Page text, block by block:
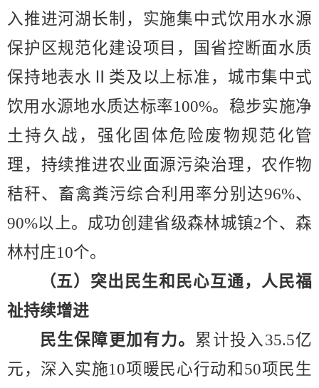
入推进河湖长制，实施集中式饮用水水源
保护区规范化建设项目，国省控 断面水质
保持地表水
类及以上标准，城市集中式
饮用水源地水质达标率100%。稳步实施净
土持久战，强化固体危险废物规范化管
理，持续推进农业面源污染治理，农作物
秸秆、畜禽粪污综合利用率分别达96%、
90%以上。成功创建省级森林城镇2个、森
林村庄10个。
（五）突出民生和民心互通，人民福
祉持续增进
民生保障更加有力。 累计投入35.5亿
元，深入实施10项暖民心行动和 50项民生